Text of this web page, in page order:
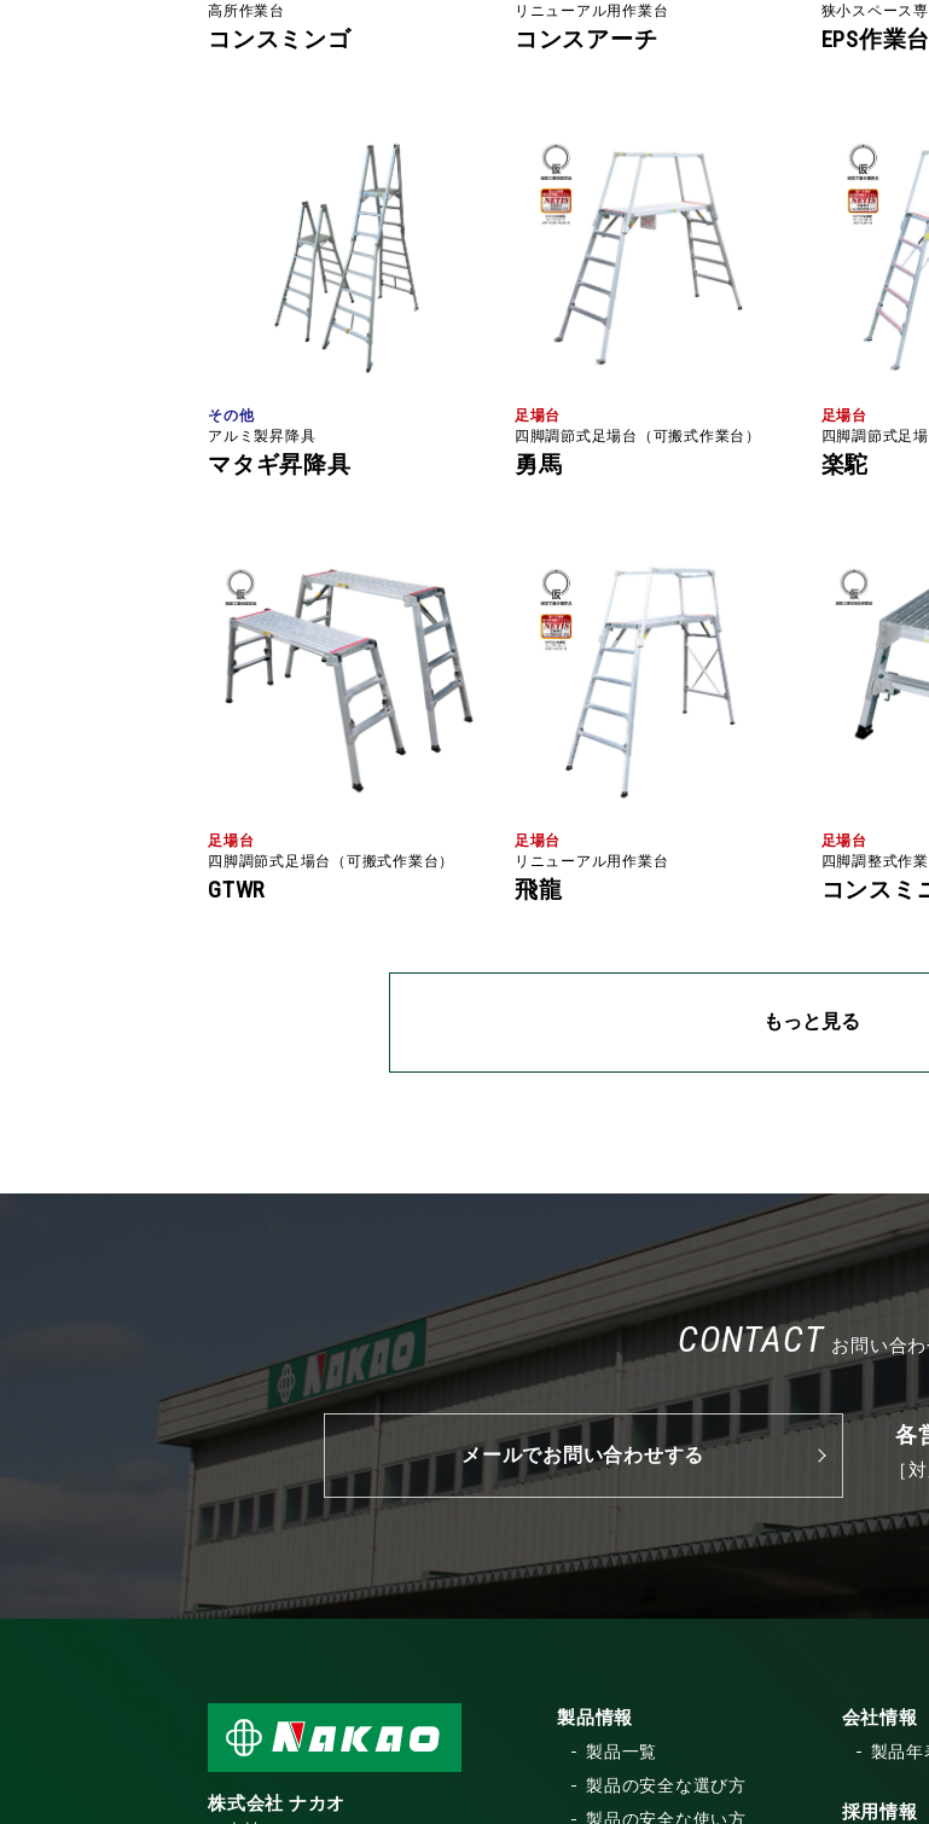
高所作業台
コンスミンゴ
リニューアル用作業台
コンスアーチ
狭小スペース
EPS作業台
その他
アルミ製昇降具
マタギ昇降具
足場台
四脚調節式足場台（可搬式作業台）
勇馬
足場台
四脚調節式足
楽駝
足場台
四脚調節式足場台（可搬式作業台）
GTWR
足場台
リニューアル用作業台
飛龍
足場台
四脚調整式作
コンスミ
CONTACT お問い合
メールでお問い合わせする
各
［
株式会社 ナカオ
製品情報
製品一覧
製品の安全な選び方
製品の安全な使い方
会社情報
製品年
採用情報